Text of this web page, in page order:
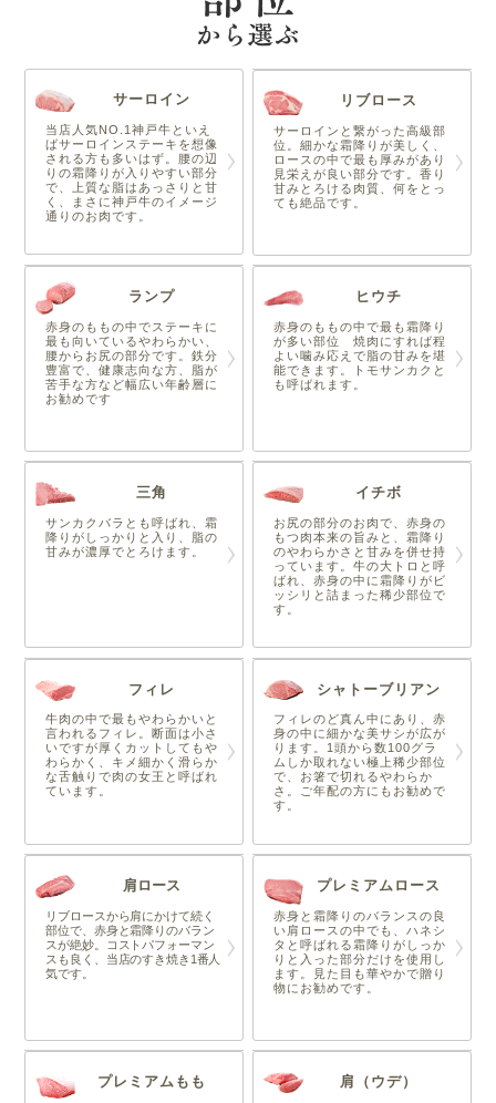
サーロイン
当店人気NO.1神戸牛といえ
ばサーロインステーキを想像
される方も多いはず。腰の辺
りの霜降りが入りやすい部分
で、上質な脂はあっさりと甘
く、まさに神戸牛のイメージ
通りのお肉です。
リブロース
サーロインと繋がった高級部
位。細かな霜降りが美しく、
ロースの中で最も厚みがあり
見栄えが良い部分です。香り
甘みとろける肉質、何をとっ
ても絶品です。
ランプ
赤身のももの中でステーキに
最も向いているやわらかい、
腰からお尻の部分です。鉄分
豊富で、健康志向な方、脂が
苦手な方など幅広い年齢層に
お勧めです
ヒウチ
赤身のももの中で最も霜降り
が多い部位 焼肉にすれば程
よい噛み応えで脂の甘みを堪
能できます。トモサンカクと
も呼ばれます。
三角
サンカクバラとも呼ばれ、霜
降りがしっかりと入り、脂の
甘みが濃厚でとろけます。
イチボ
お尻の部分のお肉で、赤身の
もつ肉本来の旨みと、霜降り
のやわらかさと甘みを併せ持
っています。牛の大トロと呼
ばれ、赤身の中に霜降りがビ
ッシリと詰まった稀少部位で
す。
フィレ
牛肉の中で最もやわらかいと
言われるフィレ。断面は小さ
いですが厚くカットしてもや
わらかく、キメ細かく滑らか
な舌触りで肉の女王と呼ばれ
ています。
シャトーブリアン
フィレのど真ん中にあり、赤
身の中に細かな美サシが広が
ります。1頭から数100グラ
ムしか取れない極上稀少部位
で、お箸で切れるやわらか
さ。ご年配の方にもお勧めで
す。
肩ロース
リブロースから肩にかけて続く
部位で、赤身と霜降りのバラン
スが絶妙。コストパフォーマン
スも良く、当店のすき焼き1番人
気です。
プレミアムロース
赤身と霜降りのバランスの良
い肩ロースの中でも、ハネシ
タと呼ばれる霜降りがしっか
りと入った部分だけを使用し
ます。見た目も華やかで贈り
物にお勧めです。
プレミアムもも 肩（ウデ）